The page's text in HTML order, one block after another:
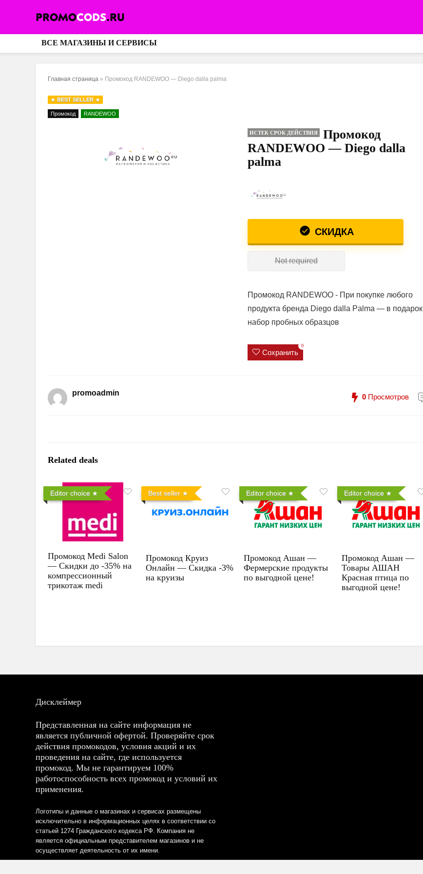
ВСЕ МАГАЗИНЫ И СЕРВИСЫ
Главная страница » Промокод RANDEWOO — Diego dalla palma
BEST SELLER
Промокод RANDEWOO
ИСТЕК СРОК ДЕЙСТВИЯ
Промокод
RANDEWOO — Diego dalla
palma
СКИДКА
Not required
Промокод RANDEWOO - При покупке любого
продукта бренда Diego dalla Palma — в подарок
набор пробных образцов
Сохранить
0
promoadmin 0 Просмотров
Related deals
Editor choice
Промокод Medi Salon
— Скидки до -35% на
компрессионный
трикотаж medi
Best seller
Промокод Круиз
Онлайн — Скидка -3%
на круизы
Editor choice
Промокод Ашан —
Фермерские продукты
по выгодной цене!
Editor choice
Промокод Ашан —
Товары АШАН
Красная птица по
выгодной цене!
Дисклеймер
Представленная на сайте информация не
является публичной офертой. Проверяйте срок
действия промокодов, условия акций и их
проведения на сайте, где используется
промокод. Мы не гарантируем 100%
работоспособность всех промокод и условий их
применения.
Логотипы и данные о магазинах и сервисах размещены
исключительно в информационных целях в соответствии со
статьей 1274 Гражданского кодекса РФ. Компания не
является официальным представителем магазинов и не
осуществляет деятельность от их имени.